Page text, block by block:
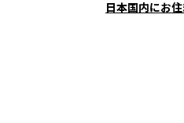
日本国内にお